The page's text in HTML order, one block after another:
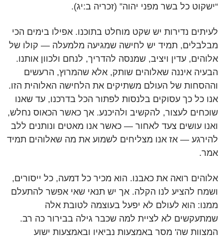
“ישקוט כל בשר מפני יהוה” (זכריה ב:יג).
לעיתים נדירות יש שקט מוחלט בתוכנו. אפילו בימים הכי
מבלבלים, תמיד יש לחישה שמגיעה מלמעלה — קולו של
אלוהים, עדין ויציב, שמנסה להדריך, לנחם ולכוון אותנו.
הבעיה איננה שאלוהים שותק, אלא שהמרוץ, הרעשים
וההסחות של העולם משתיקים את הלחישה האלוהית הזו.
אנו כל כך עסוקים בלנסות לפתור הכל בדרכנו, עד שאנו
שוכחים לעצור, להקשיב ולהיכנע. אך כאשר הכאוס נחלש,
ואנו עושים צעד לאחור — כאשר אנו מאטים ונותנים ללב
להירגע — אז אנו מצליחים לשמוע את מה שאלוהים תמיד
אמר.
אלוהים רואה את כאבנו. הוא מכיר כל דמעה, כל ייסורים,
ושמח להציע לנו הקלה. אך יש תנאי שאי אפשר להתעלם
ממנו: הוא לעולם לא יפעל בעוצמה לטובת אלה
שמתעקשים לא לציית למה שכבר גילה בבירור כה רב.
המצוות שה' מסר באמצעות נביאיו ובאמצעות ישוע